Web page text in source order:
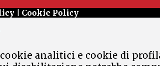
Cookie Policy
analitici e cookie di